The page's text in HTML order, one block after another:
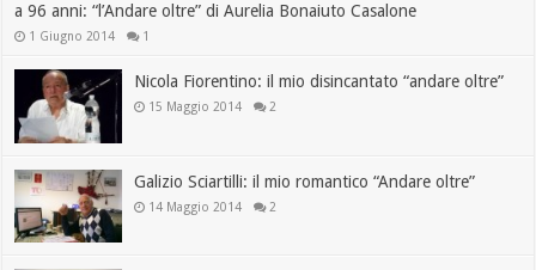
a 96 anni: “l’Andare oltre” di Aurelia Bonaiuto Casalone
1 Giugno 2014 1
Nicola Fiorentino: il mio disincantato “andare oltre”
15 Maggio 2014 2
Galizio Sciartilli: il mio romantico “Andare oltre”
14 Maggio 2014 2